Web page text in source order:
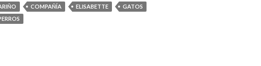
COMPAÑÍA ELISABETTE
GATOS